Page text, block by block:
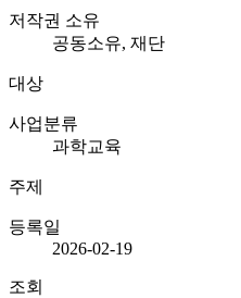
저작권 소유
공동소유, 재단
대상
사업분류
과학교육
주제
등록일
2026-02-19
조회